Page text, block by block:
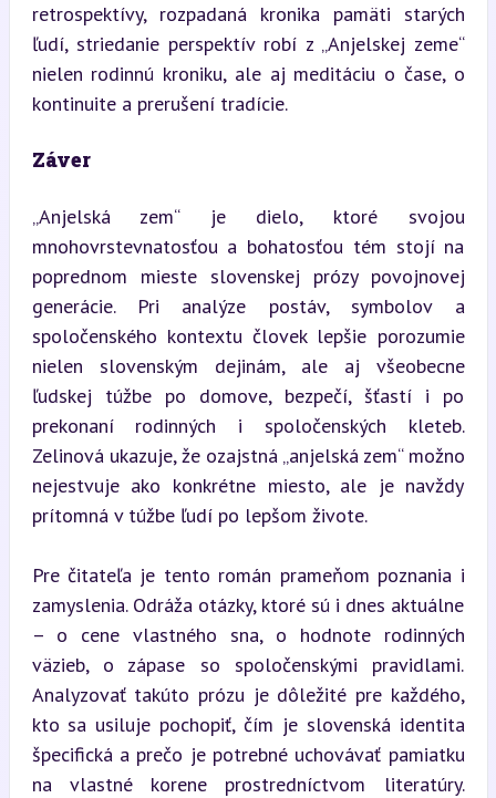
retrospektívy, rozpadaná kronika pamäti starých
ľudí, striedanie perspektív robí z „Anjelskej zeme“
nielen rodinnú kroniku, ale aj meditáciu o čase, o
kontinuite a prerušení tradície.
Záver
„Anjelská zem“ je dielo, ktoré svojou
mnohovrstevnatosťou a bohatosťou tém stojí na
poprednom mieste slovenskej prózy povojnovej
generácie. Pri analýze postáv, symbolov a
spoločenského kontextu človek lepšie porozumie
nielen slovenským dejinám, ale aj všeobecne
ľudskej túžbe po domove, bezpečí, šťastí i po
prekonaní rodinných i spoločenských kleteb.
Zelinová ukazuje, že ozajstná „anjelská zem“ možno
nejestvuje ako konkrétne miesto, ale je navždy
prítomná v túžbe ľudí po lepšom živote.
Pre čitateľa je tento román prameňom poznania i
zamyslenia. Odráža otázky, ktoré sú i dnes aktuálne
– o cene vlastného sna, o hodnote rodinných
väzieb, o zápase so spoločenskými pravidlami.
Analyzovať takúto prózu je dôležité pre každého,
kto sa usiluje pochopiť, čím je slovenská identita
špecifická a prečo je potrebné uchovávať pamiatku
na vlastné korene prostredníctvom literatúry.